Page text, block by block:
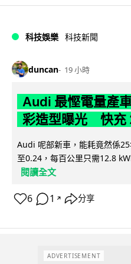
科技娛樂 科技新聞
duncan 19 小時
Audi 最慳電量產
彩造型曝光 快充
Audi 呢部新車，能耗竟然係
至0.24，每百公里只需12.8
閱讀全文
6 1 ↗ 分享
ADVERTISEMENT